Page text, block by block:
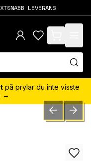
LEVERANS
items in cart,
på prylar du inte visste
→
PREVIOUSNEXT